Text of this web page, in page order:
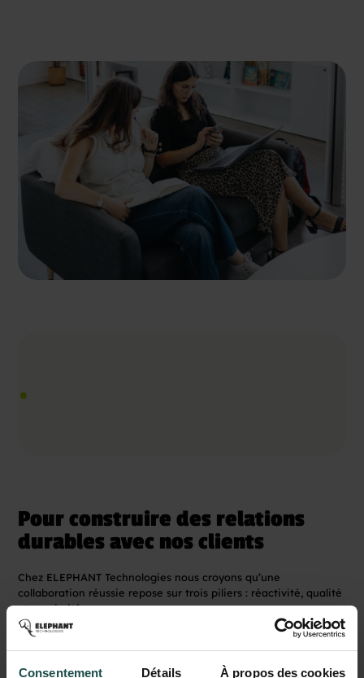
Consentement Détails À propos des cookies
Pour construire des relations
durables avec nos clients
Chez ELEPHANT Technologies nous croyons qu’une
collaboration réussie repose sur trois piliers : réactivité, qualité
et proximité.
Assurer un alignement parfait
entre les besoins clients et les compétences